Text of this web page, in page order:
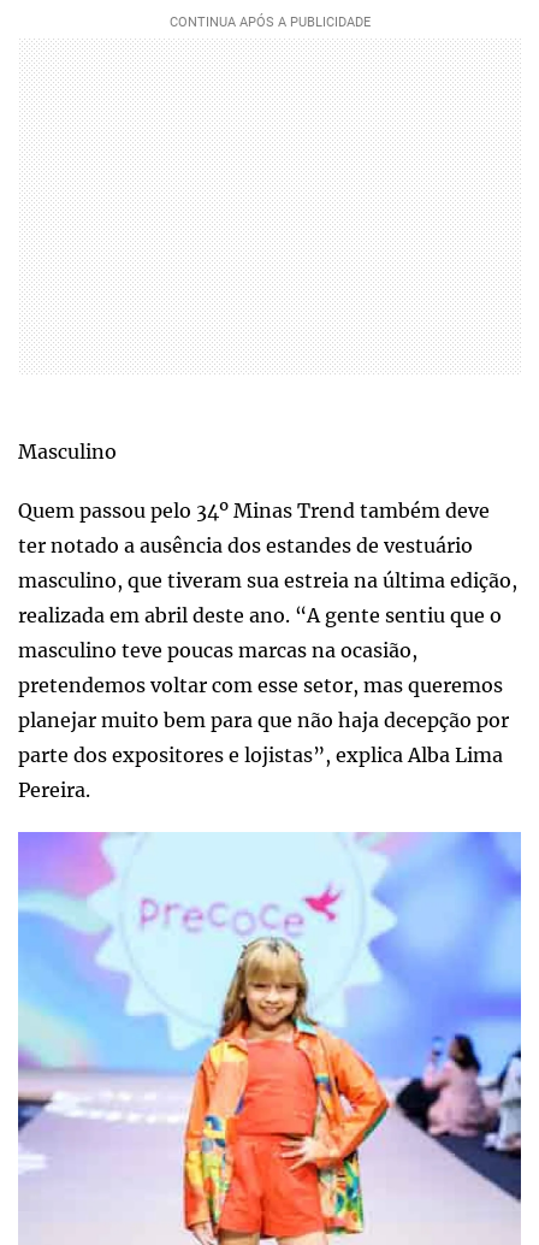
Masculino
Quem passou pelo 34º Minas Trend também deve
ter notado a ausência dos estandes de vestuário
masculino, que tiveram sua estreia na última edição,
realizada em abril deste ano. “A gente sentiu que o
masculino teve poucas marcas na ocasião,
pretendemos voltar com esse setor, mas queremos
planejar muito bem para que não haja decepção por
parte dos expositores e lojistas”, explica Alba Lima
Pereira.